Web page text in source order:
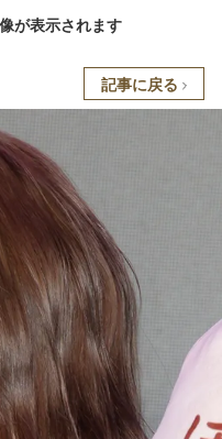
が表示されます
記事に戻る